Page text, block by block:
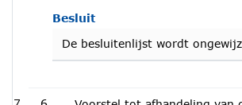
Besluit
De besluitenlijst wordt